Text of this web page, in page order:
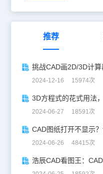
推荐
挑战CAD画2D/3D计算
2024-12-16 15974次
3D方程式的花式用法
2024-06-27 18591次
CAD图纸打开不显示
2024-06-26 48415次
浩辰CAD看图王：